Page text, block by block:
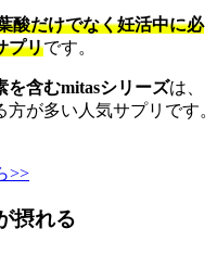
酸だけでなく妊活中に必
プリです。
を含むmitasシリーズは、
が多い人気サプリです。
>>
摂れる